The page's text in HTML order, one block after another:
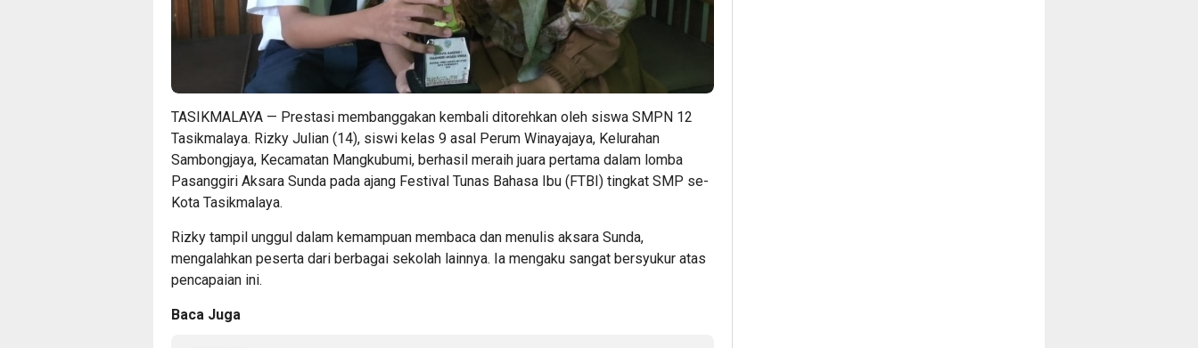
TASIKMALAYA — Prestasi membanggakan kembali ditorehkan oleh siswa SMPN 12
Tasikmalaya. Rizky Julian (14), siswi kelas 9 asal Perum Winayajaya, Kelurahan
Sambongjaya, Kecamatan Mangkubumi, berhasil meraih juara pertama dalam lomba
Pasanggiri Aksara Sunda pada ajang Festival Tunas Bahasa Ibu (FTBI) tingkat SMP se-
Kota Tasikmalaya.
Rizky tampil unggul dalam kemampuan membaca dan menulis aksara Sunda,
mengalahkan peserta dari berbagai sekolah lainnya. Ia mengaku sangat bersyukur atas
pencapaian ini.
Baca Juga